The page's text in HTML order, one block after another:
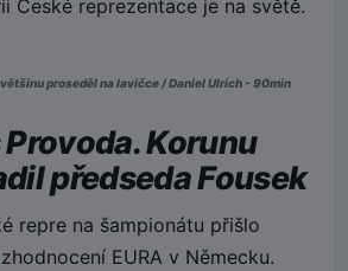
České reprezentace je na světě.
proseděl na lavičce / Daniel Ulrich - 90min
Korunu
předseda Fousek
repre na šampionátu přišlo
EURA v Německu.